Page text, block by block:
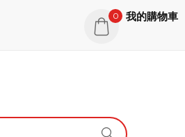
0 我的購物車